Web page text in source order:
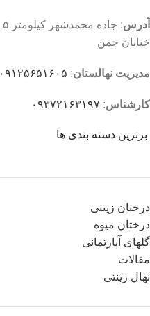
آدرس
خیابان چمن
مدیریت نهالستان: ۰۹۱۲۵۶۵۱۶۰۵
کارشناس: ۰۹۳۷۲۱۶۳۱۹۷
برترین دسته بندی ها
درختان زینتی
درختان میوه
گلهای آپارتمانی
مقالات
نهال زینتی